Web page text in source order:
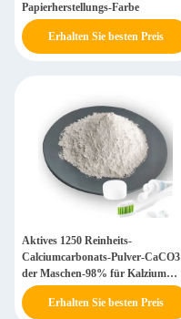
Papierherstellungs-Farbe
Erhalten Sie besten Preis
Aktives 1250 Reinheits-
Calciumcarbonats-Pulver-CaCO3
der Maschen-98% für Kalzium
verstärkte Biokost
Erhalten Sie besten Preis